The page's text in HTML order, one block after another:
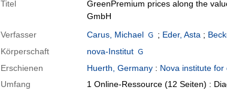
Titel
GreenPremium prices along the
GmbH
Verfasser
Carus, Michael ; Eder, Asta ;
Körperschaft
nova-Institut
Erschienen
Huerth, Germany : Nova institute
Umfang
1 Online-Ressource (12 Seiten) :